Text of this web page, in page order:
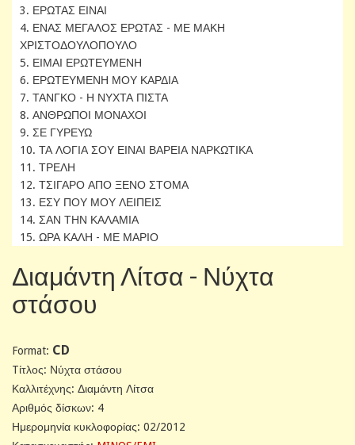
3. ΕΡΩΤΑΣ ΕΙΝΑΙ
4. ΕΝΑΣ ΜΕΓΑΛΟΣ ΕΡΩΤΑΣ - ΜΕ ΜΑΚΗ
ΧΡΙΣΤΟΔΟΥΛΟΠΟΥΛΟ
5. ΕΙΜΑΙ ΕΡΩΤΕΥΜΕΝΗ
6. ΕΡΩΤΕΥΜΕΝΗ ΜΟΥ ΚΑΡΔΙΑ
7. ΤΑΝΓΚΟ - Η ΝΥΧΤΑ ΠΙΣΤΑ
8. ΑΝΘΡΩΠΟΙ ΜΟΝΑΧΟΙ
9. ΣΕ ΓΥΡΕΥΩ
10. ΤΑ ΛΟΓΙΑ ΣΟΥ ΕΙΝΑΙ ΒΑΡΕΙΑ ΝΑΡΚΩΤΙΚΑ
11. ΤΡΕΛΗ
12. ΤΣΙΓΑΡΟ ΑΠΟ ΞΕΝΟ ΣΤΟΜΑ
13. ΕΣΥ ΠΟΥ ΜΟΥ ΛΕΙΠΕΙΣ
14. ΣΑΝ ΤΗΝ ΚΑΛΑΜΙΑ
15. ΩΡΑ ΚΑΛΗ - ΜΕ ΜΑΡΙΟ
Διαμάντη Λίτσα - Νύχτα
στάσου
Format: CD
Tίτλος: Νύχτα στάσου
Καλλιτέχνης: Διαμάντη Λίτσα
Αριθμός δίσκων: 4
Ημερομηνία κυκλοφορίας: 02/2012